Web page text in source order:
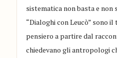
sistematica non basta e non
“Dialoghi con Leucò” sono
pensiero a partire dal
chiedevano gli antropologi